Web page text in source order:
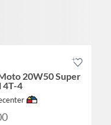
20W50 Super
4T-4